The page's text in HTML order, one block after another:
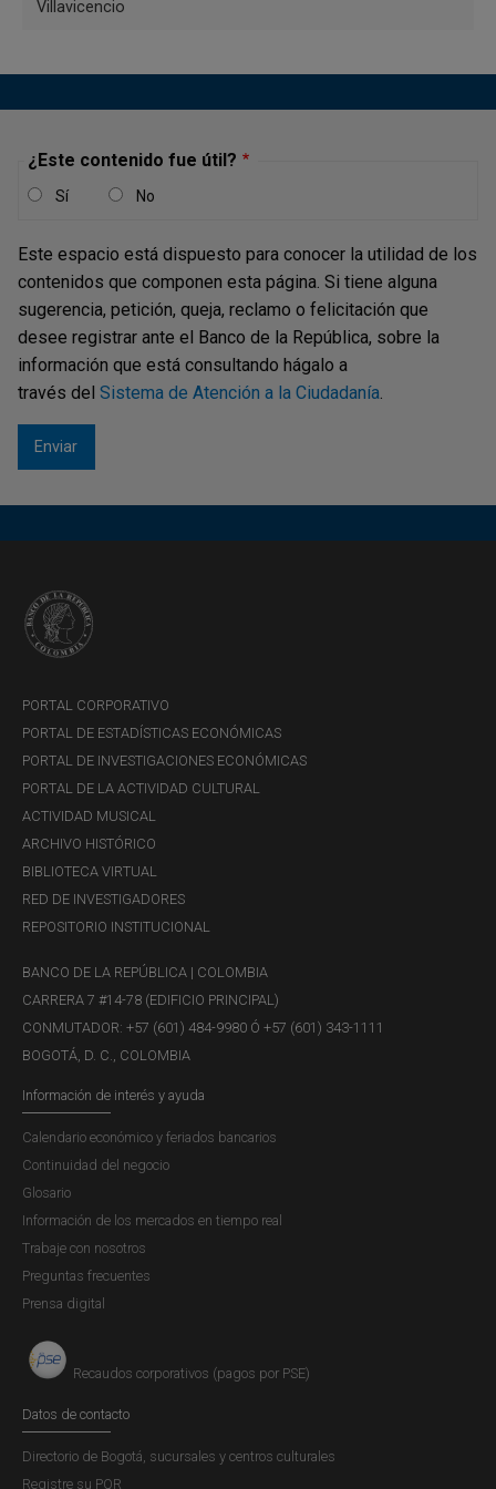
el año 2006, muestra a los
hueso; 34 de concha, y 5 fragmentos
de cerámica).
Ventanilla de atención al público en Centro
Complementario de Efectivo en Cartagena – Servicio
prestado por Brinks
Barrio El Bosque
Cartagena, Bolívar
Servicios y horarios:
contratos con compañías
transportadoras de valores para la
prestación de los servicios de operación
como Centros Complementarios de
Efectivo (CCE).
de 13:00 a 16:30
Recuerde que los billetes de alta
denominación son los de:
100.000 pesos,
50.000 pesos,
10.000 pesos.
Y los de baja denominación son:
2.000 pesos y
1.000 pesos.
Villavicencio
¿Este contenido fue útil?
Sí No
Este espacio está dispuesto para conocer la utilidad de los
contenidos que componen esta página. Si tiene alguna
sugerencia, petición, queja, reclamo o felicitación que
desee registrar ante el Banco de la República, sobre la
información que está consultando hágalo a
través del Sistema de Atención a la Ciudadanía.
PORTAL CORPORATIVO
PORTAL DE ESTADÍSTICAS ECONÓMICAS
PORTAL DE INVESTIGACIONES ECONÓMICAS
PORTAL DE LA ACTIVIDAD CULTURAL
ACTIVIDAD MUSICAL
ARCHIVO HISTÓRICO
BIBLIOTECA VIRTUAL
RED DE INVESTIGADORES
REPOSITORIO INSTITUCIONAL
BANCO DE LA REPÚBLICA | COLOMBIA
CARRERA 7 #14-78 (EDIFICIO PRINCIPAL)
CONMUTADOR: +57 (601) 484-9980 Ó +57 (601) 343-1111
BOGOTÁ, D. C., COLOMBIA
Información de interés y ayuda
Calendario económico y feriados bancarios
Continuidad del negocio
Glosario
Información de los mercados en tiempo real
Trabaje con nosotros
Preguntas frecuentes
Prensa digital
Recaudos corporativos (pagos por PSE)
Datos de contacto
Directorio de Bogotá, sucursales y centros culturales
Registre su PQR